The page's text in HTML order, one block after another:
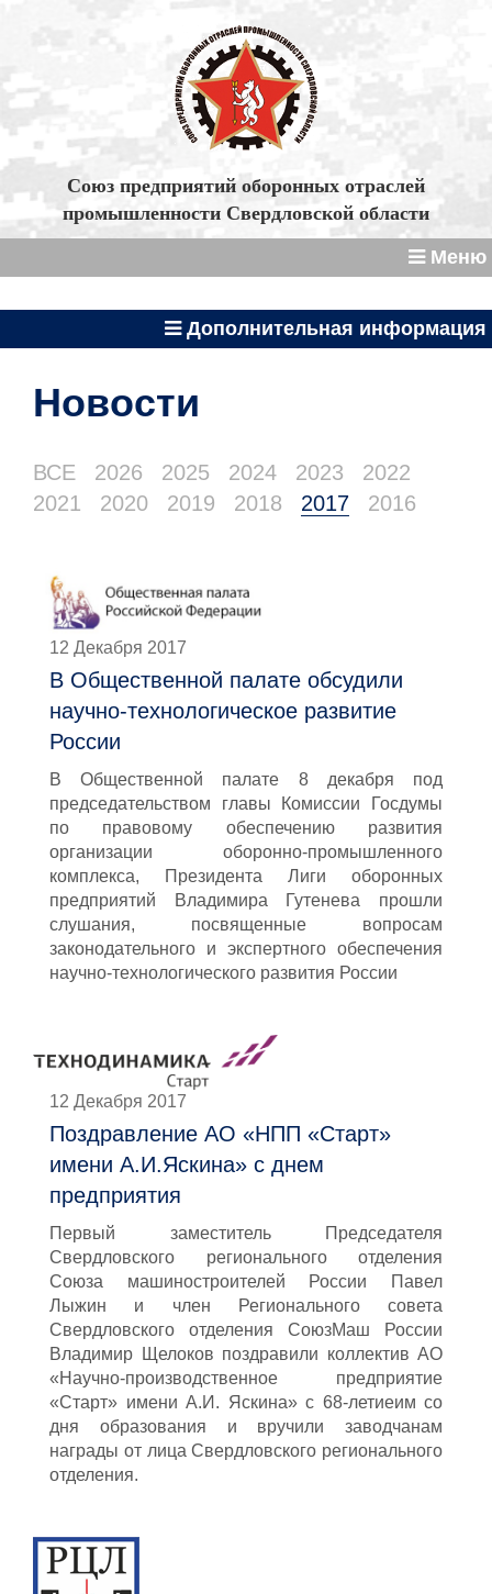
Союз предприятий оборонных отраслей
промышленности Свердловской области
Меню
Дополнительная информация
Новости
ВСЕ 2026 2025 2024 2023
2022
2021
2020 2019 2018 2017 2016
12 Декабря 2017
В Общественной палате обсудили
научно-технологическое развитие
России
В Общественной палате 8 декабря под
председательством главы Комиссии Госдумы
по правовому обеспечению развития
организации оборонно-промышленного
комплекса, Президента Лиги оборонных
предприятий Владимира Гутенева прошли
слушания, посвященные вопросам
законодательного и экспертного обеспечения
научно-технологического развития России
12 Декабря 2017
Поздравление АО «НПП «Старт»
имени А.И.Яскина» с днем
предприятия
Первый заместитель Председателя
Свердловского регионального отделения
Союза машиностроителей России Павел
Лыжин и член Регионального совета
Свердловского отделения СоюзМаш России
Владимир Щелоков поздравили коллектив АО
«Научно-производственное предприятие
«Старт» имени А.И. Яскина» с 68-летиеим со
дня образования и вручили заводчанам
награды от лица Свердловского регионального
отделения.